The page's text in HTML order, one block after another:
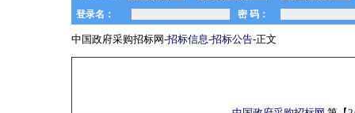
中国政府采购招标网-招标信息-招标公告-正文